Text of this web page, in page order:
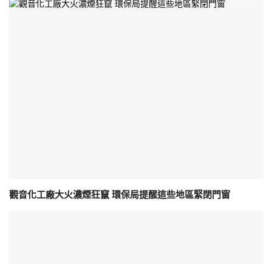
觀音化工廠大火濃煙狂竄 環保局提醒這些地區緊閉門窗